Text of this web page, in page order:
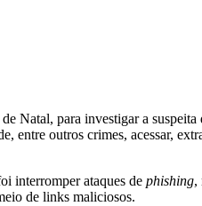
Natal, para investigar a
entre outros crimes, acessar,
interromper ataques de phishing,
de links maliciosos.